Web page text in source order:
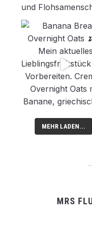
MEHR LADEN...
MRS